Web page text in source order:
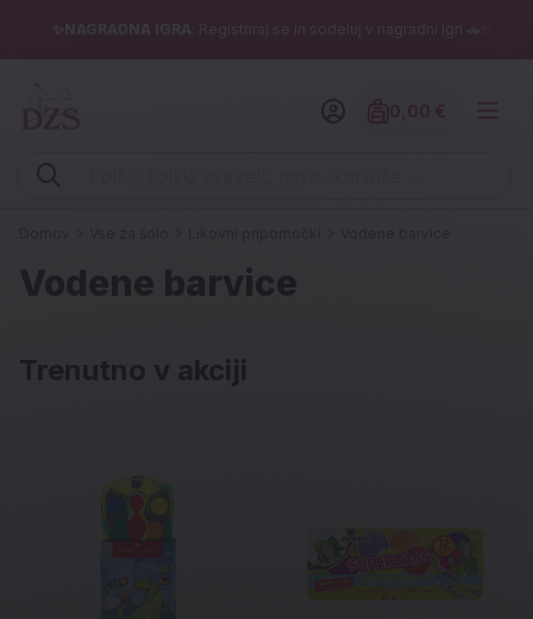
✨NAGRADNA IGRA : Registriraj se in sodeluj v nagradni igri 🚗✨
Vpišite iskalni niz (šolski zvezek, pero, kartuše ...)
Znesek
Vodene barvice
Trenutno v akciji